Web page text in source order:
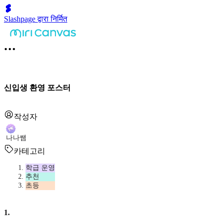
Slashpage द्वारा निर्मित
신입생 환영 포스터
작성자
나나쌤
카테고리
학급 운영
추천
초등
1.